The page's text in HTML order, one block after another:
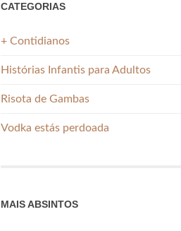
CATEGORIAS
+ Contidianos
Histórias Infantis para Adultos
Risota de Gambas
Vodka estás perdoada
MAIS ABSINTOS